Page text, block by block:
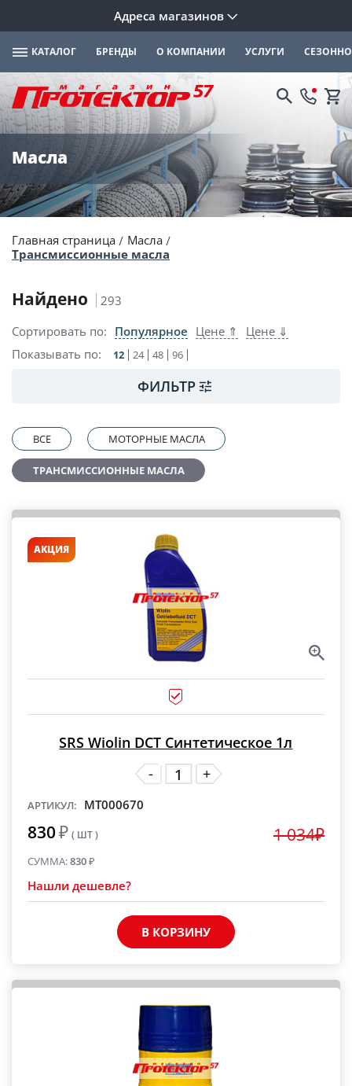
Адреса магазинов
КАТАЛОГ БРЕНДЫ О КОМПАНИИ УСЛУГИ
Масла
Главная страница
Масла
Трансмиссионные масла
Найдено
293
Сортировать по: Популярное Цене ⇑
Цене ⇓
Показывать по:
12 24 48 96
ФИЛЬТР
ВСЕ МОТОРНЫЕ МАСЛА
ТРАНСМИССИОННЫЕ МАСЛА
АКЦИЯ
SRS Wiolin DCT Синтетическое 1л
-
+
АРТИКУЛ: MT000670
830₽ ( ШТ ) 1 034₽
СУММА:830₽
Нашли дешевле?
В КОРЗИНУ